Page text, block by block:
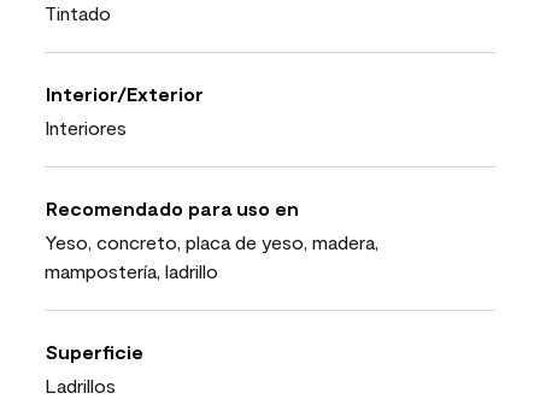
Tintado
Interior/Exterior
Interiores
Recomendado para uso en
Yeso, concreto, placa de yeso, madera,
mampostería, ladrillo
Superficie
Ladrillos